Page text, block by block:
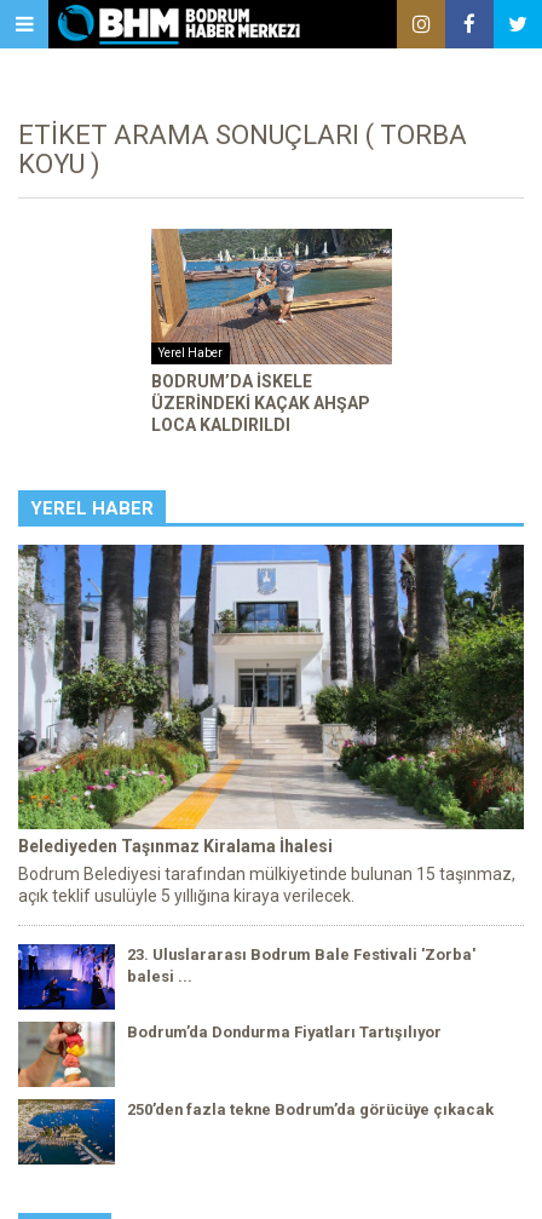
ETIKET ARAMA SONUÇLARI ( TORBA
KOYU )
Yerel Haber
BODRUM’DA ISKELE
ÜZERINDEKI KAÇAK AHŞAP
LOCA KALDIRILDI
YEREL HABER
Belediyeden Taşınmaz Kiralama İhalesi
Bodrum Belediyesi tarafından mülkiyetinde bulunan 15 taşınmaz,
açık teklif usulüyle 5 yıllığına kiraya verilecek.
23. Uluslararası Bodrum Bale Festivali 'Zorba'
balesi ...
Bodrum’da Dondurma Fiyatları Tartışılıyor
250’den fazla tekne Bodrum’da görücüye çıkacak